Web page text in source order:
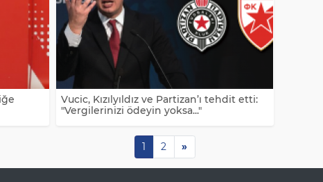
Vucic, Kızılyıldız ve Partizan’ı tehdit etti:
"Vergilerinizi ödeyin yoksa..."
1 2 »